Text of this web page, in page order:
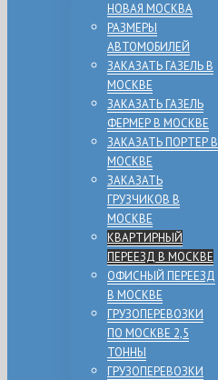
НОВАЯ МОСКВА
РАЗМЕРЫ
АВТОМОБИЛЕЙ
ЗАКАЗАТЬ ГАЗЕЛЬ В
МОСКВЕ
ЗАКАЗАТЬ ГАЗЕЛЬ
ФЕРМЕР В МОСКВЕ
ЗАКАЗАТЬ ПОРТЕР В
МОСКВЕ
ЗАКАЗАТЬ
ГРУЗЧИКОВ В
МОСКВЕ
КВАРТИРНЫЙ
ПЕРЕЕЗД В МОСКВЕ
ОФИСНЫЙ ПЕРЕЕЗД
В МОСКВЕ
ГРУЗОПЕРЕВОЗКИ
ПО МОСКВЕ 2,5
ТОННЫ
ГРУЗОПЕРЕВОЗКИ